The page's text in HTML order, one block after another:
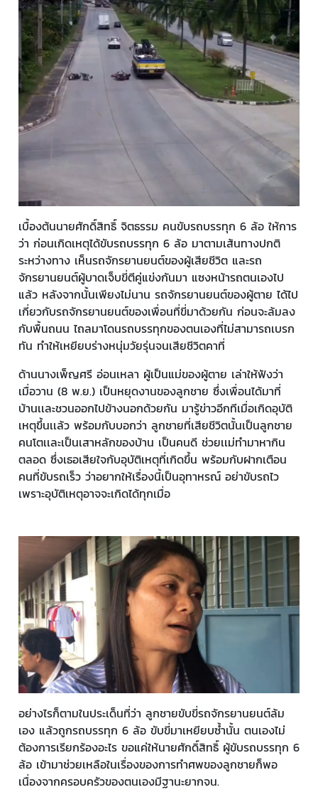
เบื้องต้นนายศักดิ์สิทธิ์ จิตธรรม คนขับรถบรรทุก 6 ล้อ ให้การ
ว่า ก่อนเกิดเหตุได้ขับรถบรรทุก 6 ล้อ มาตามเส้นทางปกติ
ระหว่างทาง เห็นรถจักรยานยนต์ของผู้เสียชีวิต และรถ
จักรยานยนต์ผู้บาดเจ็บขี่ตีคู่แข่งกันมา แซงหน้ารถตนเองไป
แล้ว หลังจากนั้นเพียงไม่นาน รถจักรยานยนต์ของผู้ตาย ได้ไป
เกี่ยวกับรถจักรยานยนต์ของเพื่อนที่ขี่มาด้วยกัน ก่อนจะล้มลง
กับพื้นถนน ไถลมาโดนรถบรรทุกของตนเองที่ไม่สามารถเบรก
ทัน ทำให้เหยียบร่างหนุ่มวัยรุ่นจนเสียชีวิตคาที่
ด้านนางเพ็ญศรี อ่อนเหลา ผู้เป็นแม่ของผู้ตาย เล่าให้ฟังว่า
เมื่อวาน (8 พ.ย.) เป็นหยุดงานของลูกชาย ซึ่งเพื่อนได้มาที่
บ้านเเละชวนออกไปข้างนอกด้วยกัน มารู้ข่าวอีกทีเมื่อเกิดอุบัติ
เหตุขึ้นเเล้ว พร้อมกับบอกว่า ลูกชายที่เสียชีวิตนั้นเป็นลูกชาย
คนโตเเละเป็นเสาหลักของบ้าน เป็นคนดี ช่วยเเม่ทำมาหากิน
ตลอด ซึ่งเธอเสียใจกับอุบัติเหตุที่เกิดขึ้น พร้อมกับฝากเตือน
คนที่ขับรถเร็ว ว่าอยากให้เรื่องนี้เป็นอุทาหรณ์ อย่าขับรถไว
เพราะอุบัติเหตุอาจจะเกิดได้ทุกเมื่อ
อย่างไรก็ตามในประเด็นที่ว่า ลูกชายขับขี่รถจักรยานยนต์ล้ม
เอง แล้วถูกรถบรรทุก 6 ล้อ ขับขี่มาเหยียบซ้ำนั้น ตนเองไม่
ต้องการเรียกร้องอะไร ขอแค่ให้นายศักดิ์สิทธิ์ ผู้ขับรถบรรทุก 6
ล้อ เข้ามาช่วยเหลือในเรื่องของการทำศพของลูกชายก็พอ
เนื่องจากครอบครัวของตนเองมีฐานะยากจน.